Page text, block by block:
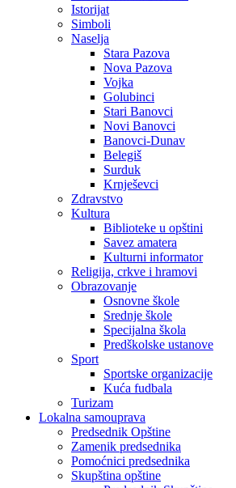
Istorijat
Simboli
Naselja
Stara Pazova
Nova Pazova
Vojka
Golubinci
Stari Banovci
Novi Banovci
Banovci-Dunav
Belegiš
Surduk
Krnješevci
Zdravstvo
Kultura
Biblioteke u opštini
Savez amatera
Kulturni informator
Religija, crkve i hramovi
Obrazovanje
Osnovne škole
Srednje škole
Specijalna škola
Predškolske ustanove
Sport
Sportske organizacije
Kuća fudbala
Turizam
Lokalna samouprava
Predsednik Opštine
Zamenik predsednika
Pomoćnici predsednika
Skupština opštine